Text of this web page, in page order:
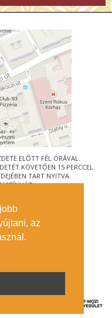
az
ELŐTT FÉL ÓRÁVAL.
KÖVETŐEN 15 PERCCEL.
TART NYITVA.
ÚT 21.